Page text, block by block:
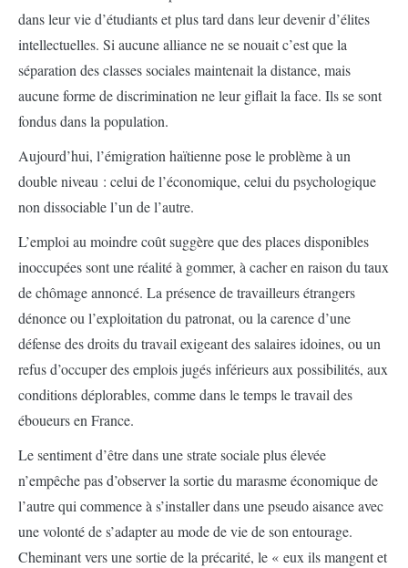
dans leur vie d’étudiants et plus tard dans leur devenir d’élites
intellectuelles. Si aucune alliance ne se nouait c’est que la
séparation des classes sociales maintenait la distance, mais
aucune forme de discrimination ne leur giflait la face. Ils se sont
fondus dans la population.
Aujourd’hui, l’émigration haïtienne pose le problème à un
double niveau : celui de l’économique, celui du psychologique
non dissociable l’un de l’autre.
L’emploi au moindre coût suggère que des places disponibles
inoccupées sont une réalité à gommer, à cacher en raison du taux
de chômage annoncé. La présence de travailleurs étrangers
dénonce ou l’exploitation du patronat, ou la carence d’une
défense des droits du travail exigeant des salaires idoines, ou un
refus d’occuper des emplois jugés inférieurs aux possibilités, aux
conditions déplorables, comme dans le temps le travail des
éboueurs en France.
Le sentiment d’être dans une strate sociale plus élevée
n’empêche pas d’observer la sortie du marasme économique de
l’autre qui commence à s’installer dans une pseudo aisance avec
une volonté de s’adapter au mode de vie de son entourage.
Cheminant vers une sortie de la précarité, le « eux ils mangent et